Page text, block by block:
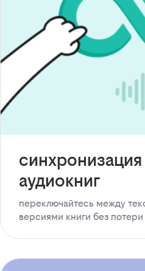
аудиокниг
переключайтесь между
версиями книги без